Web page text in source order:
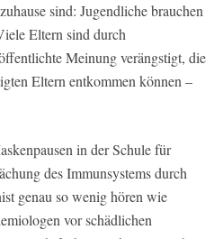
sind: Jugendliche brauchen
Eltern sind durch
Meinung verängstigt, die
Eltern entkommen können –
in der Schule für
des Immunsystems durch
genau so wenig hören wie
vor schädlichen